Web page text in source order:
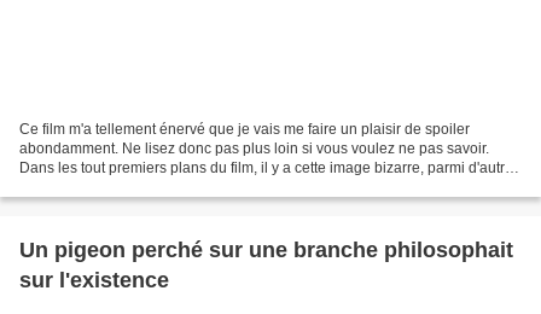
Ce film m'a tellement énervé que je vais me faire un plaisir de spoiler
abondamment. Ne lisez donc pas plus loin si vous voulez ne pas savoir.
Dans les tout premiers plans du film, il y a cette image bizarre, parmi d'autres
Un pigeon perché sur une branche philosophait
sur l'existence